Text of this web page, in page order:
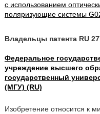
с использованием
поляризующие системы
Владельцы патента RU
Федеральное
учреждение высшего
государственный
(МГУ) (RU)
Изобретение относится к